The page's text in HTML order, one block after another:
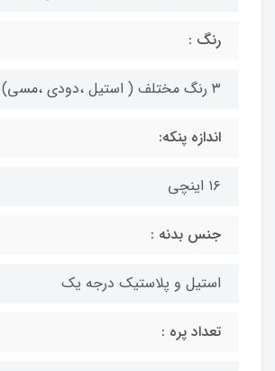
رنگ :
۳ رنگ مختلف ( استیل ،دودی ،مسی)
اندازه پنکه:
۱۶ اینچی
جنس بدنه :
استیل و پلاستیک درجه یک
تعداد پره :